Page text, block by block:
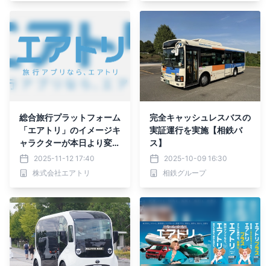
総合旅行プラットフォーム
「エアトリ」のイメージキ
ャラクターが本日より変
更！新キャラクターはまさ
かのあの人！
2025-11-12 17:40
株式会社エアトリ
完全キャッシュレスバスの
実証運行を実施【相鉄バ
ス】
2025-10-09 16:30
相鉄グループ